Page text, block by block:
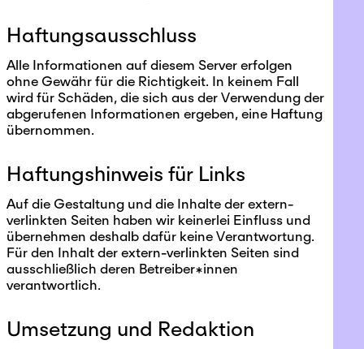
Haftungsausschluss
Alle Informationen auf diesem Server erfolgen
ohne Gewähr für die Richtigkeit. In keinem Fall
wird für Schäden, die sich aus der Verwendung der
abgerufenen Informationen ergeben, eine Haftung
übernommen.
Haftungshinweis für Links
Auf die Gestaltung und die Inhalte der extern-
verlinkten Seiten haben wir keinerlei Einfluss und
übernehmen deshalb dafür keine Verantwortung.
Für den Inhalt der extern-verlinkten Seiten sind
ausschließlich deren Betreiber*innen
verantwortlich.
Umsetzung und Redaktion